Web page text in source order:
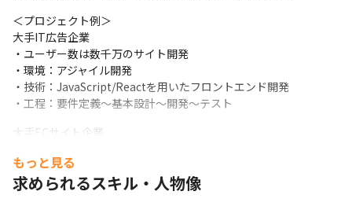
＜プロジェクト例＞
大手IT広告企業
・ユーザー数は数千万のサイト開発
・環境：アジャイル開発
・技術：JavaScript/Reactを用いたフロントエンド開発
・工程：要件定義～基本設計～開発～テスト
大手ECサイト企業
・環境：アジャイル開発
・技術：Java/Springでのサーバーサイド、PHPを用いたフロント
もっと見る
求められるスキル・人物像